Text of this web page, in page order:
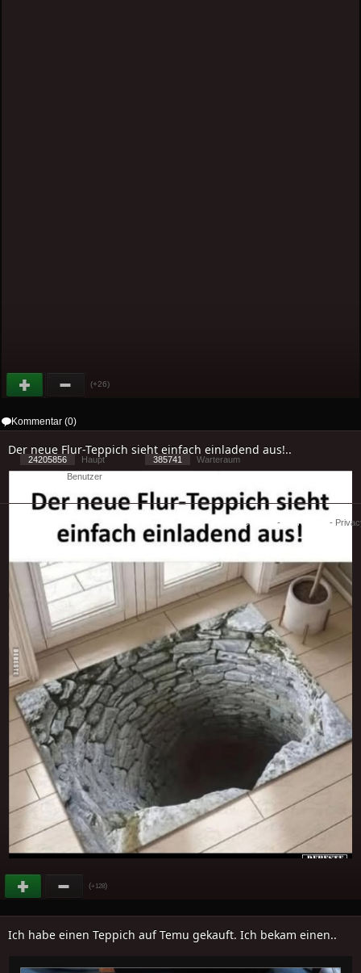
(+26)
Kommentar (0)
Der neue Flur-Teppich sieht einfach einladend aus!..
(+128)
Ich habe einen Teppich auf Temu gekauft. Ich bekam einen..
24205856 Haupt 385741
Warteraum
Benutzer
Cookies - Impressum -